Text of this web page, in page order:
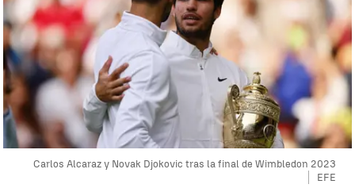
Carlos Alcaraz y Novak Djokovic tras la final de Wimbledon 2023
EFE